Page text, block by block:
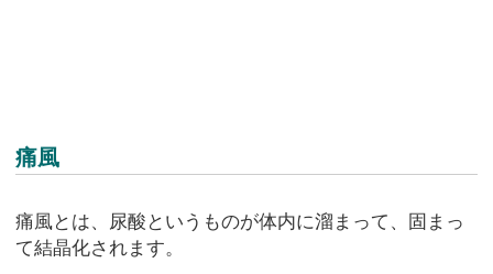
痛風
痛風とは、尿酸というものが体内に溜まって、固まっ
て結晶化されます。